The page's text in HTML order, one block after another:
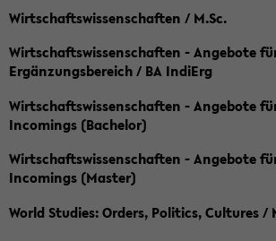
Wirtschaftswissenschaften / M.Sc.
Wirtschaftswissenschaften - Angebote
Ergänzungsbereich / BA IndiErg
Wirtschaftswissenschaften - Angebote
Incomings (Bachelor)
Wirtschaftswissenschaften - Angebote
Incomings (Master)
World Studies: Orders, Politics, Cultures /